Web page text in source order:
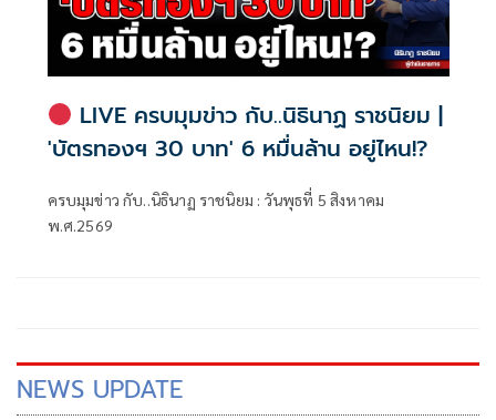
LIVE ครบมุมข่าว กับ..นิธินาฏ ราชนิยม |
'บัตรทองฯ 30 บาท' 6 หมื่นล้าน อยู่ไหน!?
ครบมุมข่าว กับ..นิธินาฏ ราชนิยม : วันพุธที่ 5 สิงหาคม
พ.ศ.2569
NEWS UPDATE